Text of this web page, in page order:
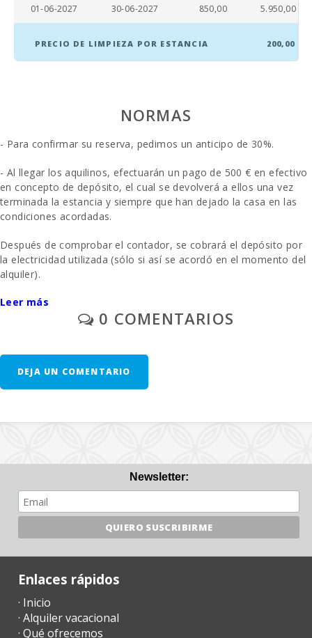
01-06-2027 30-06-2027 850,00 5.950,00
PRECIO DE LIMPIEZA POR ESTANCIA 200,00
NORMAS
- Para confirmar su reserva, pedimos un anticipo de 30%.
- Al llegar los aquilinos, efectuarán un pago de 500 € en efectivo
en concepto de depósito, el cual se devolverá a ellos una vez
terminada la estancia y siempre que han dejado la casa en las
condiciones acordadas.
Después de comprobar el contador, se cobrará el depósito por
la electricidad utilizada (sólo si así se acordó en el momento del
alquiler).
- La limpieza final se paga por separado - 200 euros
A solicitud previa: еxisten a disposición de los clientes previa
petición BABY SET (Cuna + sillita trona) que tienen un precio
adicional de 8€ por noche.
siempre que esté disponible, el precio será de 28 euros por día.
(sólo si así se acordó en el momento del alquiler).
*Tenga en cuenta: esta villa puede ser alquilada a largo
plazo durante los meses de invierno. Las tarifas
mensuales fijas están disponibles bajo petición.
NOTAS ADICIONALES:
- Unos dias antes de su llegada, deben ponerse en contacto con
la agencia de recepción para comunicar su horario de llegada (nº
Leer más
0 COMENTARIOS
DEJA UN COMENTARIO
Newsletter:
Enlaces rápidos
· Inicio
· Alquiler vacacional
· Qué ofrecemos